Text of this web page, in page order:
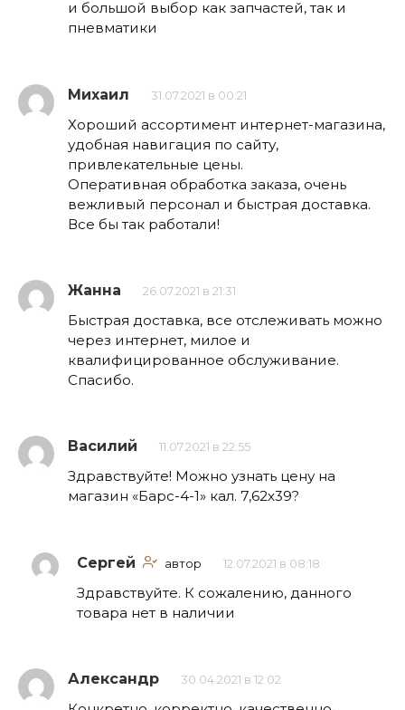
и большой выбор как запчастей, так и
пневматики
Михаил 31.07.2021 в 00:21
Хороший ассортимент интернет-магазина,
удобная навигация по сайту,
привлекательные цены.
Оперативная обработка заказа, очень
вежливый персонал и быстрая доставка.
Все бы так работали!
Жанна 26.07.2021 в 21:31
Быстрая доставка, все отслеживать можно
через интернет, милое и
квалифицированное обслуживание.
Спасибо.
Василий 11.07.2021 в 22:55
Здравствуйте! Можно узнать цену на
магазин «Барс-4-1» кал. 7,62х39?
Сергей автор 12.07.2021 в 08:18
Здравствуйте. К сожалению, данного
товара нет в наличии
Александр 30.04.2021 в 12:02